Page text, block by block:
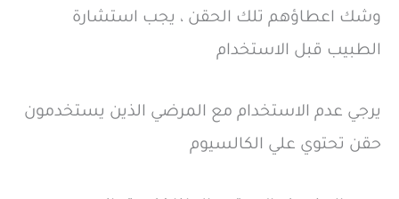
وشك اعطاؤهم تلك الحقن ، يجب استشارة
الطبيب قبل الاستخدام
يرجي عدم الاستخدام مع المرضي الذين يستخدمون
حقن تحتوي علي الكالسيوم